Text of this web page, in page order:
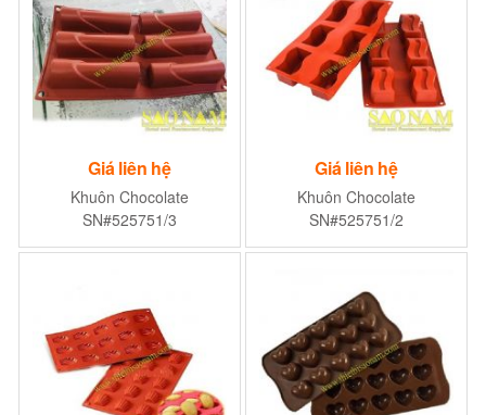
Giá liên hệ
Khuôn Chocolate
SN#525751/3
Giá liên hệ
Khuôn Chocolate
SN#525751/2